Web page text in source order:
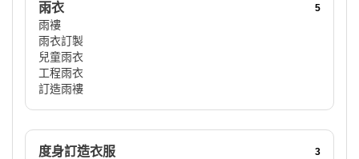
雨衣 5
雨褸
雨衣訂製
兒童雨衣
工程雨衣
訂造雨褸
度身訂造衣服 3